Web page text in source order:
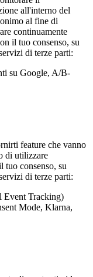
all'interno del
al fine di
continuamente
il tuo consenso, su
di terze parti:
su Google, A/B-
feature che vanno
di utilizzare
tuo consenso, su
di terze parti:
Event Tracking)
Mode, Klarna,